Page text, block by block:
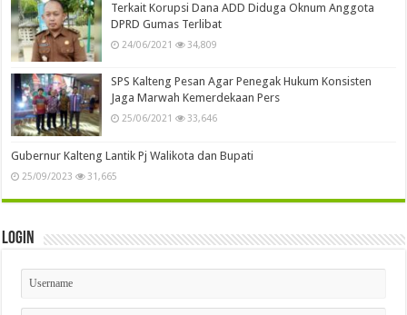
Terkait Korupsi Dana ADD Diduga Oknum Anggota
DPRD Gumas Terlibat
24/06/2021 34,809
SPS Kalteng Pesan Agar Penegak Hukum Konsisten
Jaga Marwah Kemerdekaan Pers
25/06/2021 33,646
Gubernur Kalteng Lantik Pj Walikota dan Bupati
25/09/2023 31,665
Login